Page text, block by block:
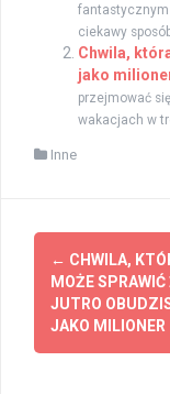
ciekawy
Chwila,
jako
przejmować
wakacjach w
Inne
Zobacz
wpisy
← CHWILA,
MOŻE SPRAWIĆ
JUTRO
JAKO MILIONER